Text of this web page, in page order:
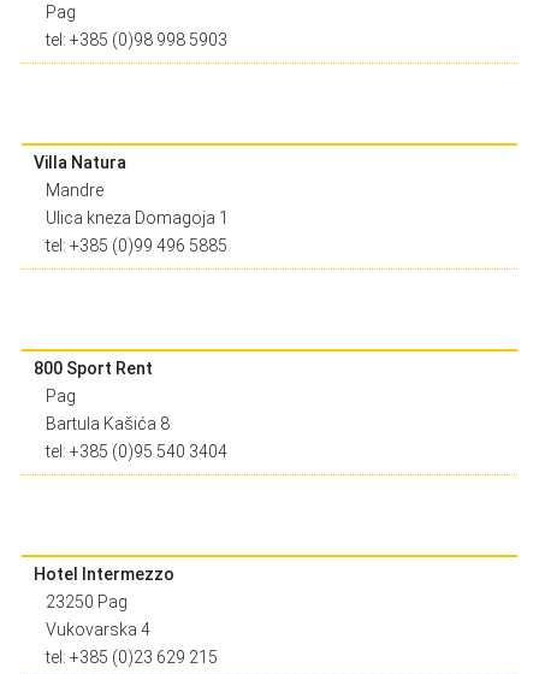
Pag
tel: +385 (0)98 998 5903
Villa Natura
Mandre
Ulica kneza Domagoja 1
tel: +385 (0)99 496 5885
800 Sport Rent
Pag
Bartula Kašića 8
tel: +385 (0)95 540 3404
Hotel Intermezzo
23250 Pag
Vukovarska 4
tel: +385 (0)23 629 215